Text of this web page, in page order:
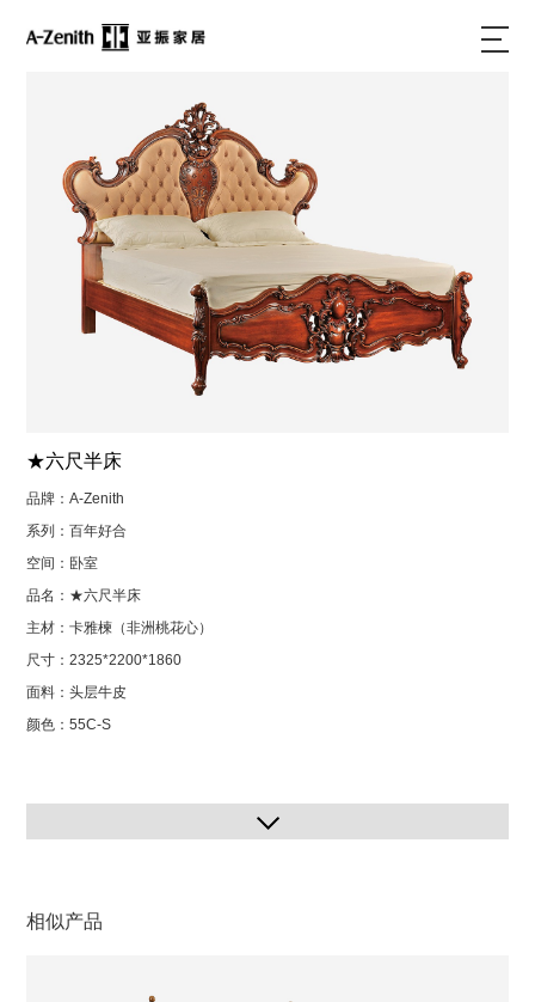
★六尺半床
品牌：A-Zenith
系列：百年好合
空间：卧室
品名：★六尺半床
主材：卡雅楝（非洲桃花心）
尺寸：2325*2200*1860
面料：头层牛皮
颜色：55C-S
相似产品